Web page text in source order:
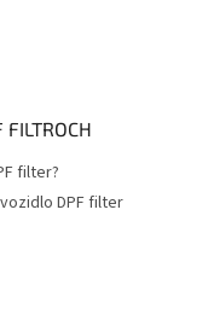
filter?
DPF filter